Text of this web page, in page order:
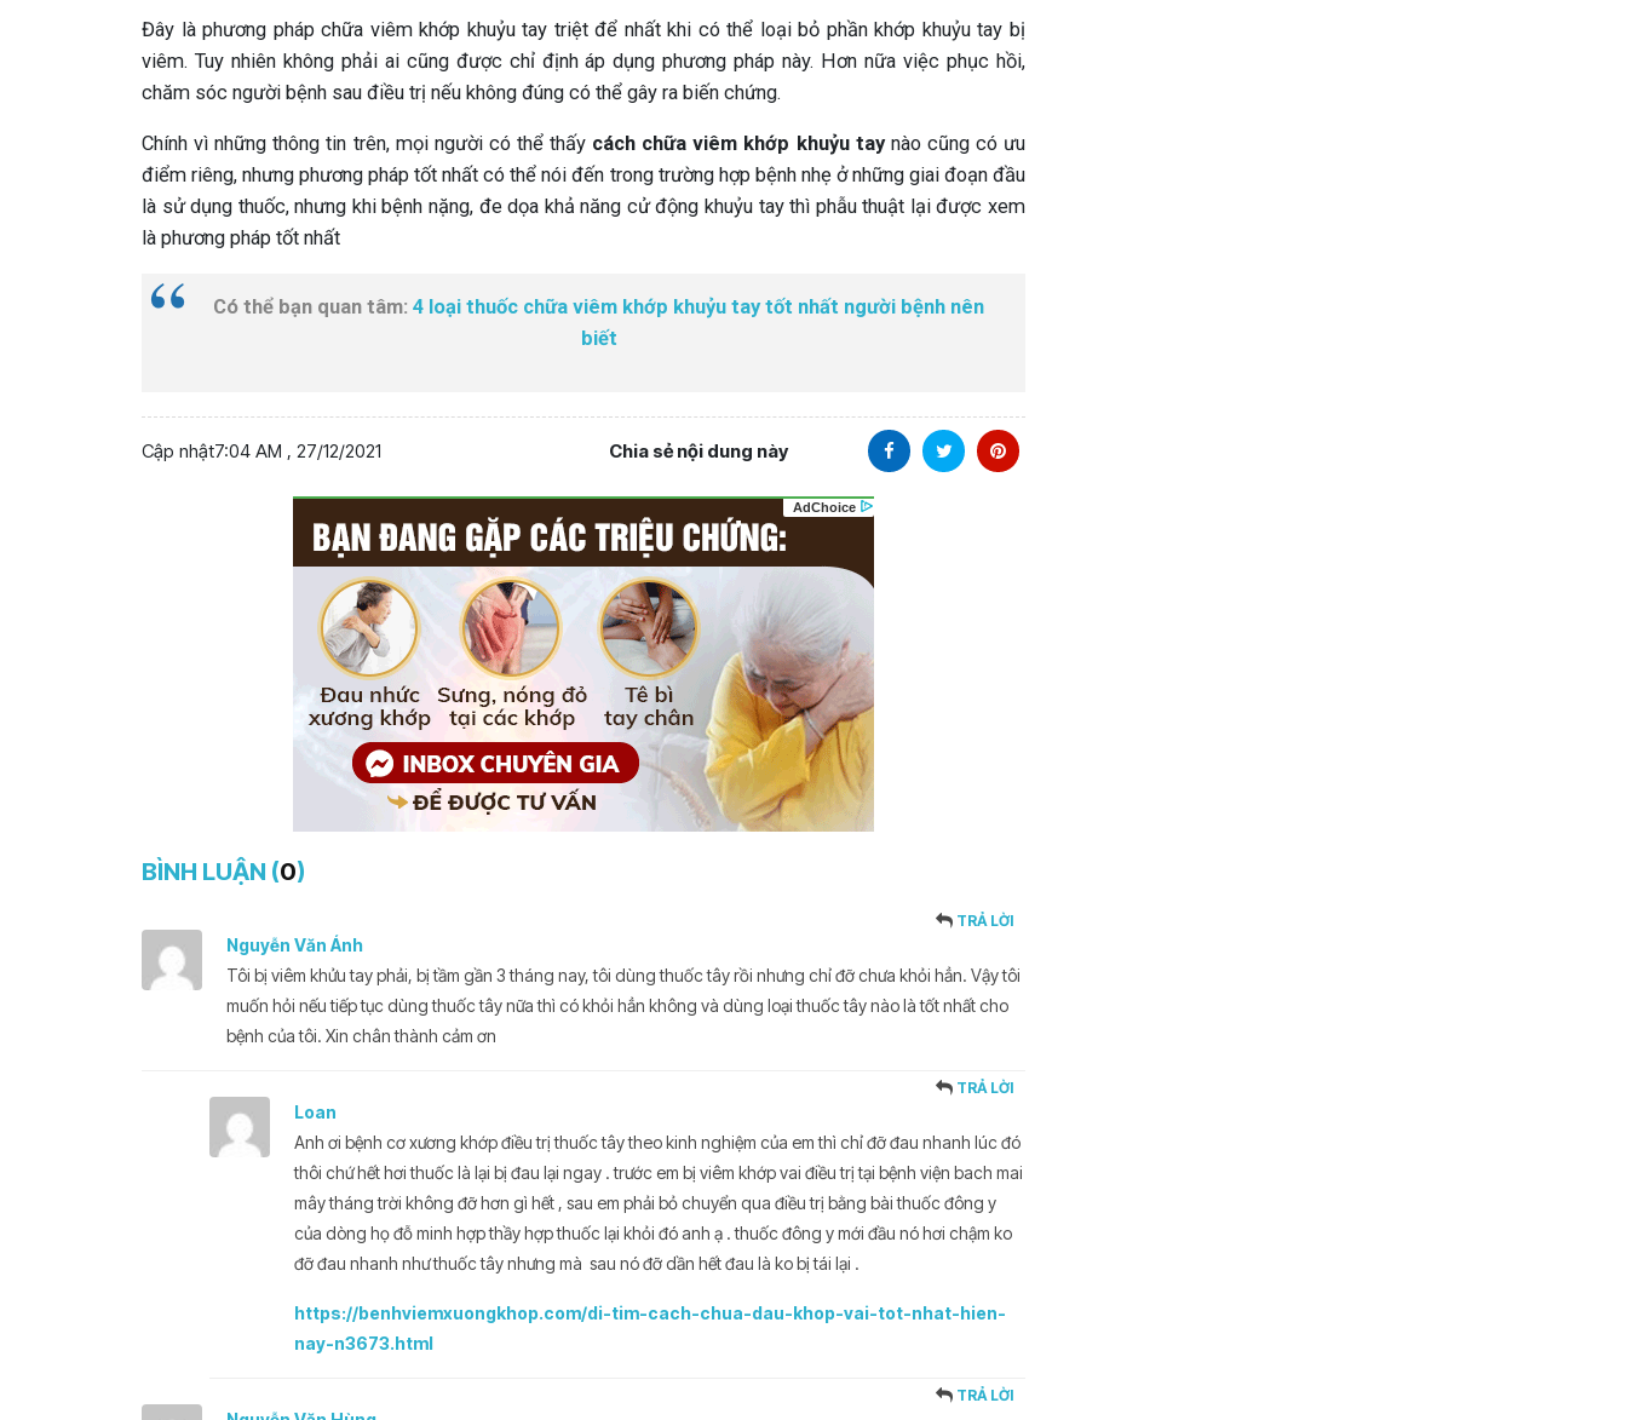
Đây là phương pháp chữa viêm khớp khuỷu tay triệt để nhất khi có thể loại bỏ phần khớp khuỷu tay bị
viêm. Tuy nhiên không phải ai cũng được chỉ định áp dụng phương pháp này. Hơn nữa việc phục hồi,
chăm sóc người bệnh sau điều trị nếu không đúng có thể gây ra biến chứng.
Chính vì những thông tin trên, mọi người có thể thấy cách chữa viêm khớp khuỷu taynào cũng có ưu
điểm riêng, nhưng phương pháp tốt nhất có thể nói đến trong trường hợp bệnh nhẹ ở những giai đoạn đầu
là sử dụng thuốc, nhưng khi bệnh nặng, đe dọa khả năng cử động khuỷu tay thì phẫu thuật lại được xem
là phương pháp tốt nhất
Có thể bạn quan tâm: 4 loại thuốc chữa viêm khớp khuỷu tay tốt nhất người bệnh nên
biết
Cập nhật7:04 AM , 27/12/2021 Chia sẻ nội dung này
BÌNH LUẬN (0)
Nguyễn Văn Ánh
TRẢ LỜI
Tôi bị viêm khửu tay phải, bị tầm gần 3 tháng nay, tôi dùng thuốc tây rồi nhưng chỉ đỡ chưa khỏi hẳn. Vậy tôi
muốn hỏi nếu tiếp tục dùng thuốc tây nữa thì có khỏi hẳn không và dùng loại thuốc tây nào là tốt nhất cho
bệnh của tôi. Xin chân thành cảm ơn
Loan
TRẢ LỜI
Anh ơi bệnh cơ xương khớp điều trị thuốc tây theo kinh nghiệm của em thì chỉ đỡ đau nhanh lúc đó
thôi chứ hết hơi thuốc là lại bị đau lại ngay . trước em bị viêm khớp vai điều trị tại bệnh viện bach mai
mây tháng trời không đỡ hơn gì hết , sau em phải bỏ chuyển qua điều trị bằng bài thuốc đông y
của dòng họ đỗ minh hợp thầy hợp thuốc lại khỏi đó anh ạ . thuốc đông y mới đầu nó hơi chậm ko
đỡ đau nhanh như thuốc tây nhưng mà sau nó đỡ dần hết đau là ko bị tái lại .
https://benhviemxuongkhop.com/di-tim-cach-chua-dau-khop-vai-tot-nhat-hien-
nay-n3673.html
TRẢ LỜI